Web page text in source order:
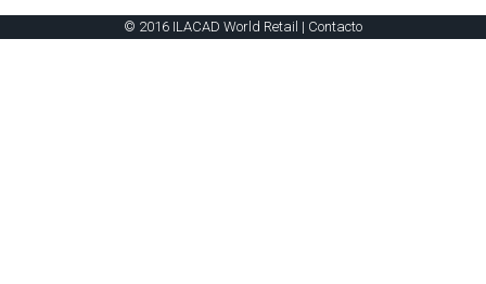
© 2016 ILACAD World Retail | Contacto